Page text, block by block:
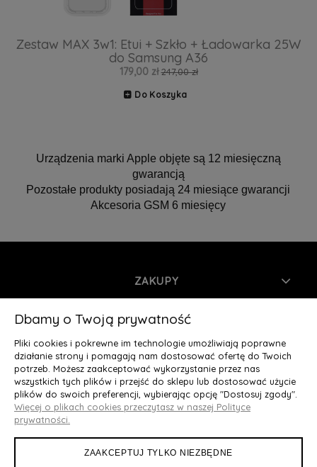
Zestaw MAX 3w1: Etui + Szkło + Ładowarka 25W
do Samsung A36
179,00 zł 247,00 zł
Do Koszyka
Urządzenia marki Apple objęte są 12 miesięczną
gwarancją
Pozostałe produkty posiadają 24 miesiące gwarancji
Akcesoria GSM 6 miesięcy
ZAKUPY
INFORMACJE
MOJE KONTO
O NAS
Deluxury.pl
Dbamy o Twoją prywatność
Pliki cookies i pokrewne im technologie umożliwiają poprawne
działanie strony i pomagają nam dostosować ofertę do Twoich
potrzeb. Możesz zaakceptować wykorzystanie przez nas
wszystkich tych plików i przejść do sklepu lub dostosować użycie
plików do swoich preferencji, wybierając opcję "Dostosuj zgody".
Więcej o plikach cookies przeczytasz w naszej Polityce
prywatności.
ZAAKCEPTUJ TYLKO NIEZBĘDNE